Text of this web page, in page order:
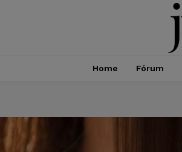
Home Fórum